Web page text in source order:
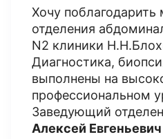
Хочу поблагодарить
отделения
N2 клиники
Диагностика,
выполнены на
профессиональном
Заведующий
Алексей Евгеньевич